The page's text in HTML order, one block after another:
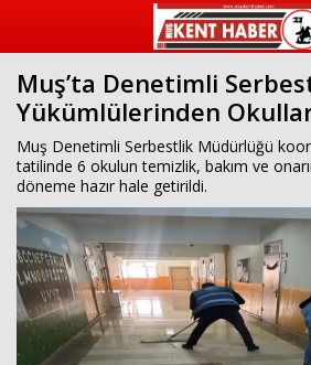
Muş’ta Denetimli
Yükümlülerinden
Muş Denetimli Serbestlik Müdürlüğü
tatilinde 6 okulun temizlik, bakım ve
döneme hazır hale getirildi.